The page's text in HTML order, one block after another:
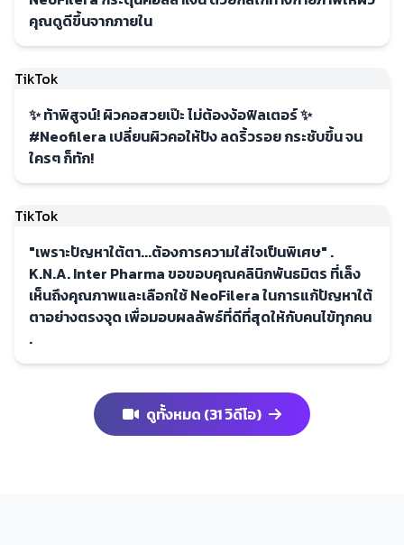
คุณดูดีขึ้นจากภายใน
TikTok
✨ ท้าพิสูจน์! ผิวคอสวยเป๊ะ ไม่ต้องง้อฟิลเตอร์ ✨
#Neofilera เปลี่ยนผิวคอให้ปัง ลดริ้วรอย กระชับขึ้น จน
ใครๆ ก็ทัก!
TikTok
"เพราะปัญหาใต้ตา...ต้องการความใส่ใจเป็นพิเศษ" .
K.N.A. Inter Pharma ขอขอบคุณคลินิกพันธมิตร ที่เล็ง
เห็นถึงคุณภาพและเลือกใช้ NeoFilera ในการแก้ปัญหาใต้
ตาอย่างตรงจุด เพื่อมอบผลลัพธ์ที่ดีที่สุดให้กับคนไข้ทุกคน
.
ดูทั้งหมด (31 วิดีโอ)